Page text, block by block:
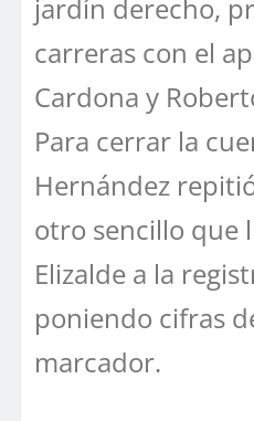
jardín derecho,
carreras con el
Cardona y
Para cerrar la
Hernández
otro sencillo que
Elizalde a la
poniendo cifras
marcador.